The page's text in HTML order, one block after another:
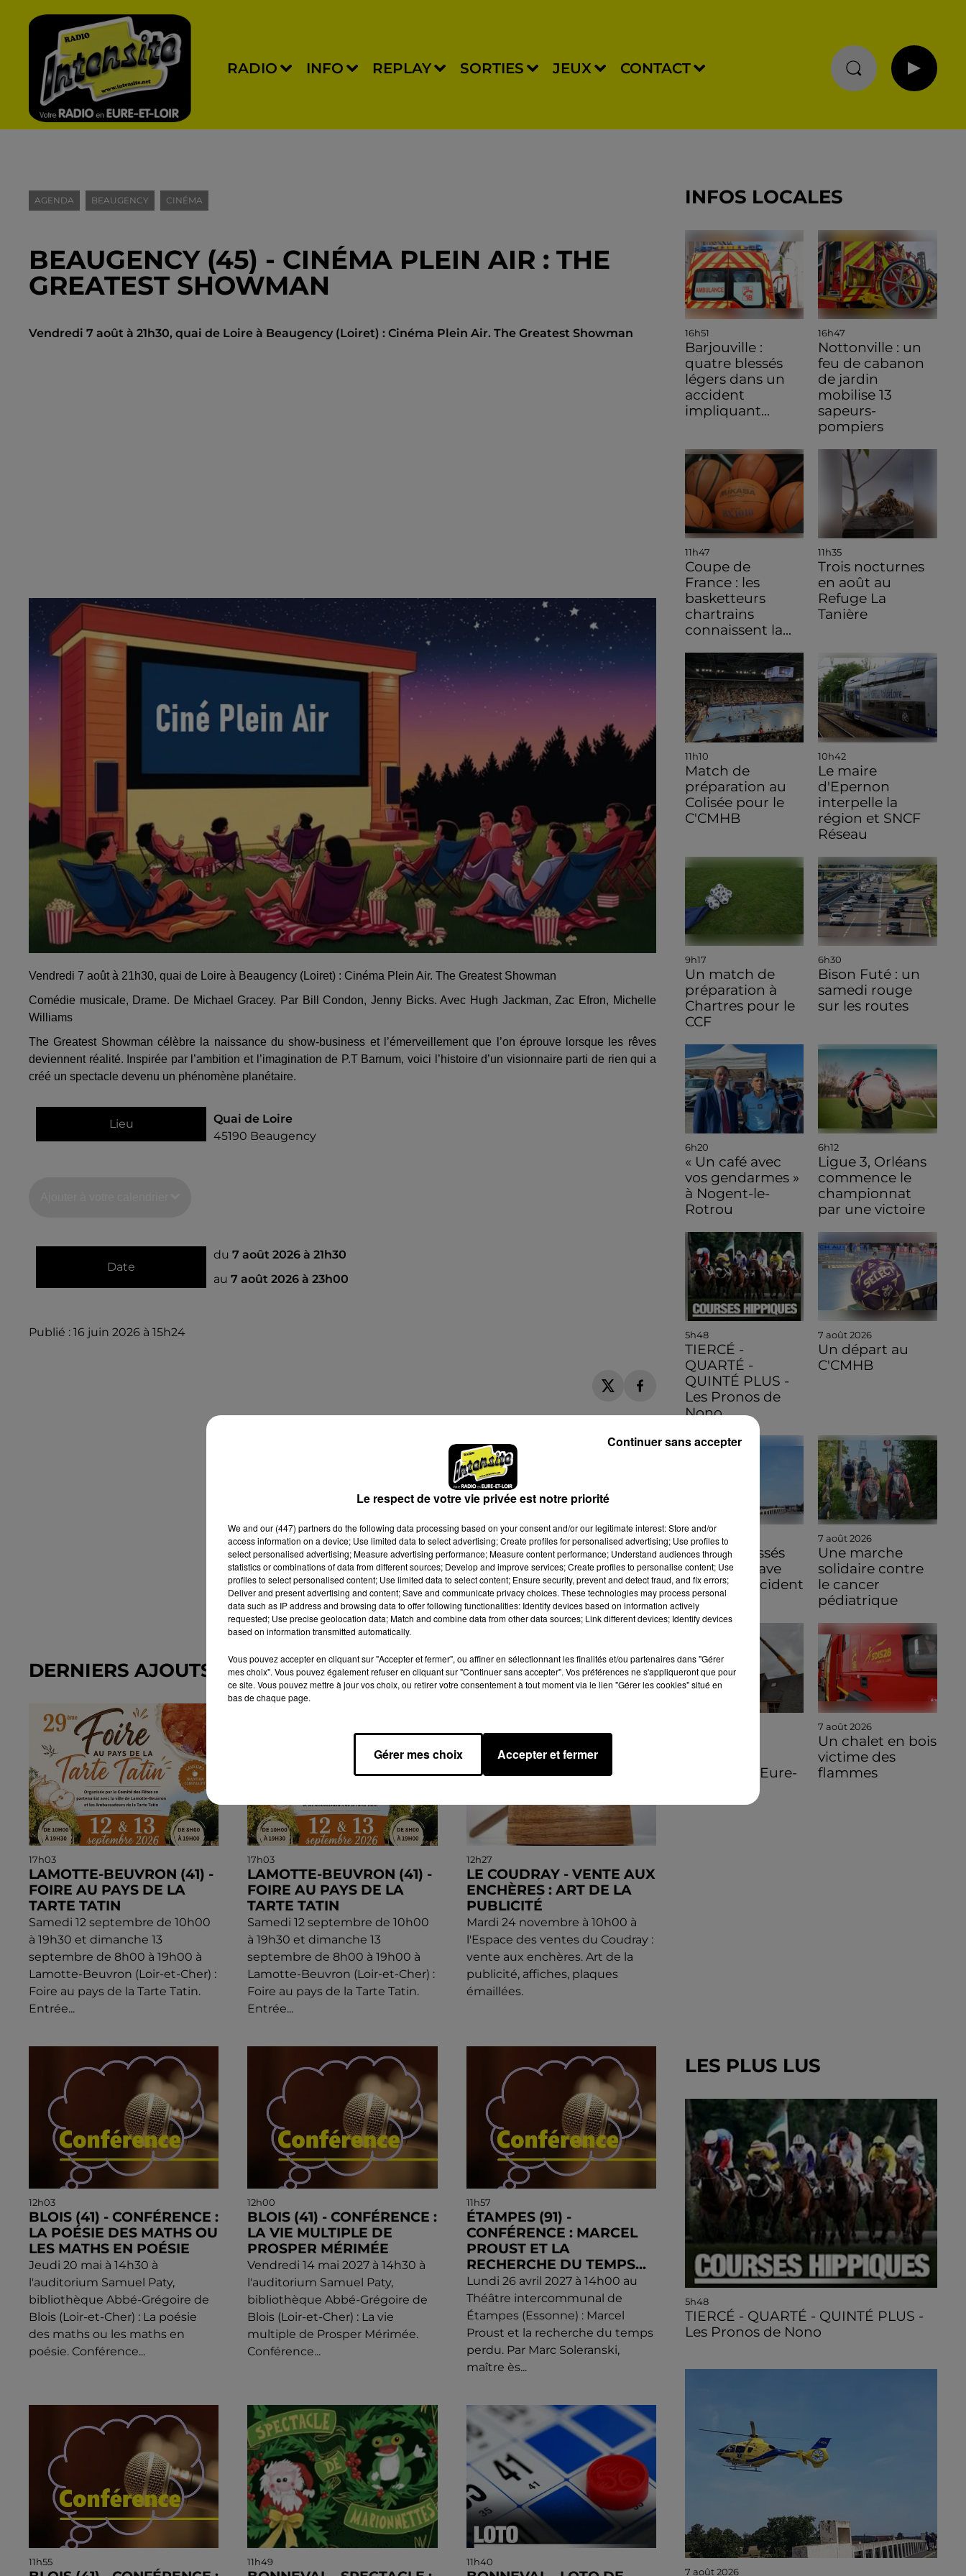
RADIO INFO REPLAY SORTIES JEUX CONTACT
AGENDA BEAUGENCY CINÉMA
BEAUGENCY (45) - CINÉMA PLEIN AIR : THE
GREATEST SHOWMAN
Vendredi 7 août à 21h30, quai de Loire à Beaugency (Loiret) : Cinéma Plein Air. The Greatest Showman
Vendredi 7 août à 21h30, quai de Loire à Beaugency (Loiret) : Cinéma Plein Air. The Greatest Showman
Comédie musicale, Drame. De Michael Gracey. Par Bill Condon, Jenny Bicks. Avec Hugh Jackman, Zac Efron, Michelle
Williams
The Greatest Showman célèbre la naissance du show-business et l’émerveillement que l’on éprouve lorsque les rêves
deviennent réalité. Inspirée par l’ambition et l’imagination de P.T Barnum, voici l’histoire d’un visionnaire parti de rien qui a
créé un spectacle devenu un phénomène planétaire.
Lieu
Quai de Loire
45190 Beaugency
Date
du7 août 2026 à 21h30
au7 août 2026 à 23h00
Publié : 16 juin 2026 à 15h24
DERNIERS AJOUTS DANS L'AGENDA
17h03
LAMOTTE-BEUVRON (41) -
FOIRE AU PAYS DE LA
TARTE TATIN
Samedi 12 septembre de 10h00
à 19h30 et dimanche 13
septembre de 8h00 à 19h00 à
Lamotte-Beuvron (Loir-et-Cher) :
Foire au pays de la Tarte Tatin.
Entrée...
17h03
LAMOTTE-BEUVRON (41) -
FOIRE AU PAYS DE LA
TARTE TATIN
Samedi 12 septembre de 10h00
à 19h30 et dimanche 13
septembre de 8h00 à 19h00 à
Lamotte-Beuvron (Loir-et-Cher) :
Foire au pays de la Tarte Tatin.
Entrée...
12h27
LE COUDRAY - VENTE AUX
ENCHÈRES : ART DE LA
PUBLICITÉ
Mardi 24 novembre à 10h00 à
l'Espace des ventes du Coudray :
vente aux enchères. Art de la
publicité, affiches, plaques
émaillées.
12h03
BLOIS (41) - CONFÉRENCE :
LA POÉSIE DES MATHS OU
LES MATHS EN POÉSIE
Jeudi 20 mai à 14h30 à
l'auditorium Samuel Paty,
bibliothèque Abbé-Grégoire de
Blois (Loir-et-Cher) : La poésie
des maths ou les maths en
poésie. Conférence...
12h00
BLOIS (41) - CONFÉRENCE :
LA VIE MULTIPLE DE
PROSPER MÉRIMÉE
Vendredi 14 mai 2027 à 14h30 à
l'auditorium Samuel Paty,
bibliothèque Abbé-Grégoire de
Blois (Loir-et-Cher) : La vie
multiple de Prosper Mérimée.
Conférence...
11h57
ÉTAMPES (91) -
CONFÉRENCE : MARCEL
PROUST ET LA
RECHERCHE DU TEMPS...
Lundi 26 avril 2027 à 14h00 au
Théâtre intercommunal de
Étampes (Essonne) : Marcel
Proust et la recherche du temps
perdu. Par Marc Soleranski,
maître ès...
11h55 11h49 11h40
INFOS LOCALES
16h51
Barjouville :
quatre blessés
légers dans un
accident
impliquant...
16h47
Nottonville : un
feu de cabanon
de jardin
mobilise 13
sapeurs-
pompiers
11h47
Coupe de
France : les
basketteurs
chartrains
connaissent la...
11h35
Trois nocturnes
en août au
Refuge La
Tanière
11h10
Match de
préparation au
Colisée pour le
C'CMHB
10h42
Le maire
d'Epernon
interpelle la
région et SNCF
Réseau
9h17
Un match de
préparation à
Chartres pour le
CCF
6h30
Bison Futé : un
samedi rouge
sur les routes
6h20
« Un café avec
vos gendarmes »
à Nogent-le-
Rotrou
6h12
Ligue 3, Orléans
commence le
championnat
par une victoire
5h48
TIERCÉ -
QUARTÉ -
QUINTÉ PLUS -
Les Pronos de
Nono
7 août 2026
Un départ au
C'CMHB
7 août 2026
Quatre blessés
dont un grave
dans un accident
sur l'A10
7 août 2026
Une marche
solidaire contre
le cancer
pédiatrique
volante en Eure-
7 août 2026
Un chalet en bois
victime des
flammes
LES PLUS LUS
5h48
TIERCÉ - QUARTÉ - QUINTÉ PLUS -
Les Pronos de Nono
7 août 2026
Le respect de votre vie privée est notre priorité
We and our (447) partnersdo the following data processing based on your consent and/or our legitimate interest: Store and/or
access information on a device; Use limited data to select advertising; Create profiles for personalised advertising; Use profiles to
select personalised advertising; Measure advertising performance; Measure content performance; Understand audiences through
statistics or combinations of data from different sources; Develop and improve services; Create profiles to personalise content; Use
profiles to select personalised content; Use limited data to select content; Ensure security, prevent and detect fraud, and fix errors;
Deliver and present advertising and content; Save and communicate privacy choices. These technologies may process personal
data such as IP address and browsing data to offer following functionalities: Identify devices based on information actively
requested; Use precise geolocation data; Match and combine data from other data sources; Link different devices; Identify devices
based on information transmitted automatically.
Vous pouvez accepter en cliquant sur "Accepter et fermer", ou affiner en sélectionnant les finalités et/ou partenaires dans "Gérer
mes choix". Vous pouvez également refuser en cliquant sur "Continuer sans accepter". Vos préférences ne s'appliqueront que pour
ce site. Vous pouvez mettre à jour vos choix, ou retirer votre consentement à tout moment via le lien "Gérer les cookies" situé en
bas de chaque page.
Gérer mes choix Accepter et fermer
Continuer sans accepter